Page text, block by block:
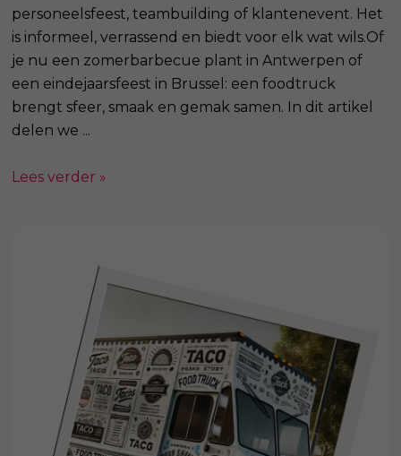
personeelsfeest, teambuilding of klantenevent. Het
is informeel, verrassend en biedt voor elk wat wils.Of
je nu een zomerbarbecue plant in Antwerpen of
een eindejaarsfeest in Brussel: een foodtruck
brengt sfeer, smaak en gemak samen. In dit artikel
delen we ...
Lees verder »